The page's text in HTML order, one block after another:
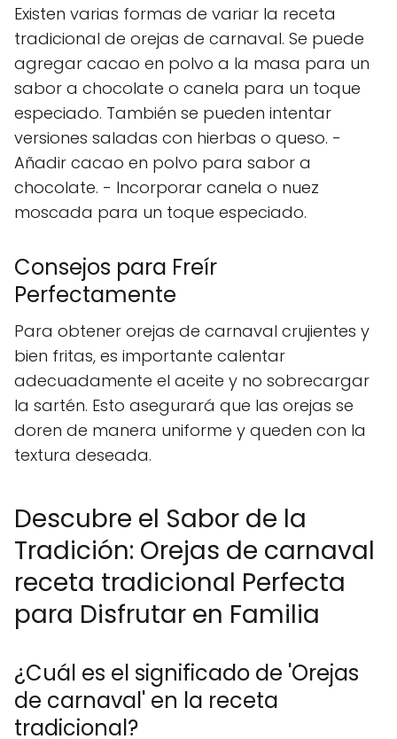
Existen varias formas de variar la receta
tradicional de orejas de carnaval. Se puede
agregar cacao en polvo a la masa para un
sabor a chocolate o canela para un toque
especiado. También se pueden intentar
versiones saladas con hierbas o queso. -
Añadir cacao en polvo para sabor a
chocolate. - Incorporar canela o nuez
moscada para un toque especiado.
Consejos para Freír
Perfectamente
Para obtener orejas de carnaval crujientes y
bien fritas, es importante calentar
adecuadamente el aceite y no sobrecargar
la sartén. Esto asegurará que las orejas se
doren de manera uniforme y queden con la
textura deseada.
Descubre el Sabor de la
Tradición: Orejas de carnaval
receta tradicional Perfecta
para Disfrutar en Familia
¿Cuál es el significado de 'Orejas
de carnaval' en la receta
tradicional?